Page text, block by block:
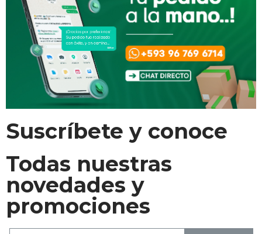
Suscríbete y conoce
Todas nuestras
novedades y
promociones